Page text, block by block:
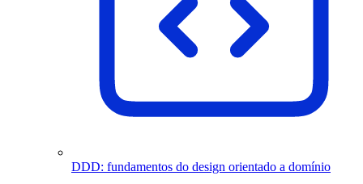
DDD: fundamentos do design orientado a domínio